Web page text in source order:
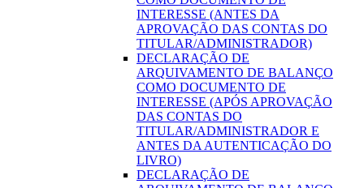
INTERESSE (ANTES DA
APROVAÇÃO DAS CONTAS DO
TITULAR/ADMINISTRADOR)
DECLARAÇÃO DE
ARQUIVAMENTO DE BALANÇO
COMO DOCUMENTO DE
INTERESSE (APÓS APROVAÇÃO
DAS CONTAS DO
TITULAR/ADMINISTRADOR E
ANTES DA AUTENTICAÇÃO DO
LIVRO)
DECLARAÇÃO DE